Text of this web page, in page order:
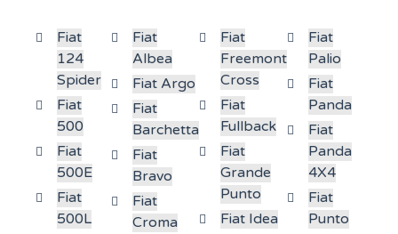
Fiat
124
Spider
Fiat
500
Fiat
500E
Fiat
500L
Fiat
Albea
Fiat Argo
Fiat
Barchetta
Fiat
Bravo
Fiat
Croma
Fiat
Freemont
Cross
Fiat
Fullback
Fiat
Grande
Punto
Fiat Idea
Fiat
Palio
Fiat
Panda
Fiat
Panda
4X4
Fiat
Punto